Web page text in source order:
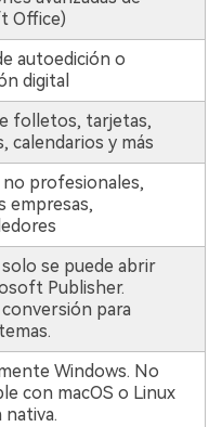
Office)
autoedición o
digital
folletos, tarjetas,
calendarios y más
no profesionales,
empresas,
solo se puede abrir
Publisher.
conversión para
Windows. No
con macOS o Linux